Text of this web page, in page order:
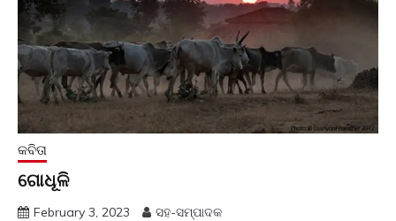
କବିତା
ଗୋଧୂଳି
February 3, 2023 ସହ-ସମ୍ପାଦକ